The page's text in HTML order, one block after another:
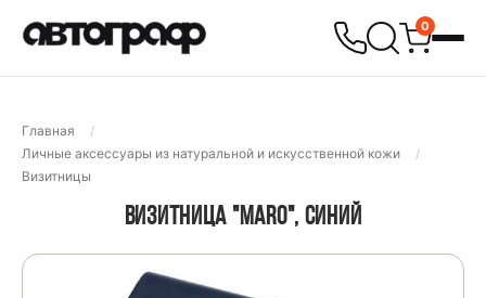
0
Главная
Личные аксессуары из натуральной и искусственной кожи
Визитницы
ВИЗИТНИЦА "MARO", СИНИЙ